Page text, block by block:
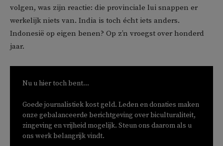
volgen, was zijn reactie: die provinciale lui snappen er
werkelijk niets van. India is toch écht iets anders.
Indonesië op eigen benen? Op z’n vroegst over honderd
jaar.
Nu u hier toch bent...
Goede journalistiek kost geld. Leden en donaties maken
onze gebalanceerde berichtgeving over biculturaliteit,
zingeving en vrijheid mogelijk. Steun ons daarom als u
ons werk belangrijk vindt.